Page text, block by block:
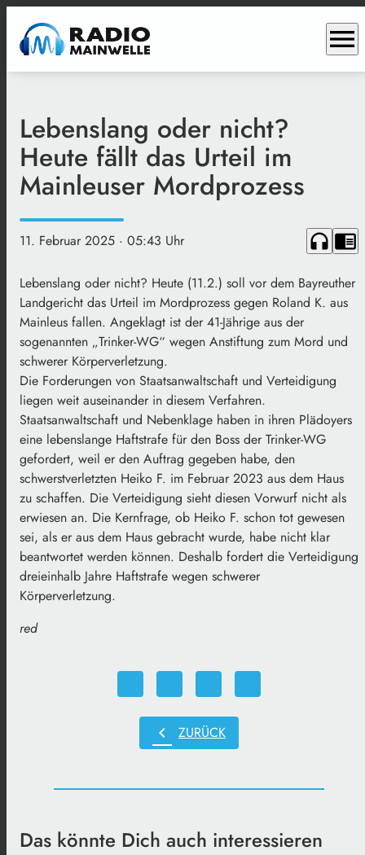
menu
Lebenslang oder nicht?
Heute fällt das Urteil im
Mainleuser Mordprozess
11. Februar 2025 · 05:43 Uhr headphones chrome_reader_mode
Lebenslang oder nicht? Heute (11.2.) soll vor dem Bayreuther
Landgericht das Urteil im Mordprozess gegen Roland K. aus
Mainleus fallen. Angeklagt ist der 41-Jährige aus der
sogenannten „Trinker-WG“ wegen Anstiftung zum Mord und
schwerer Körperverletzung.
Die Forderungen von Staatsanwaltschaft und Verteidigung
liegen weit auseinander in diesem Verfahren.
Staatsanwaltschaft und Nebenklage haben in ihren Plädoyers
eine lebenslange Haftstrafe für den Boss der Trinker-WG
gefordert, weil er den Auftrag gegeben habe, den
schwerstverletzten Heiko F. im Februar 2023 aus dem Haus
zu schaffen. Die Verteidigung sieht diesen Vorwurf nicht als
erwiesen an. Die Kernfrage, ob Heiko F. schon tot gewesen
sei, als er aus dem Haus gebracht wurde, habe nicht klar
beantwortet werden können. Deshalb fordert die Verteidigung
dreieinhalb Jahre Haftstrafe wegen schwerer
Körperverletzung.
red
chevron_left ZURÜCK
Das könnte Dich auch interessieren